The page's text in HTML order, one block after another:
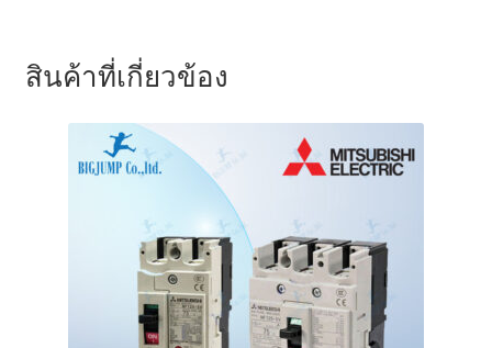
สินค้าที่เกี่ยวข้อง